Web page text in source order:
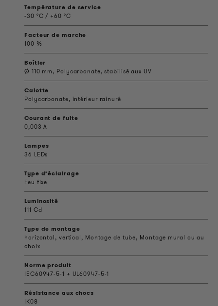
Température de service
-30 °C / +60 °C
Facteur de marche
100 %
Boîtier
Ø 110 mm, Polycarbonate, stabilisé aux UV
Calotte
Polycarbonate, intérieur rainuré
Courant de fuite
0,003 A
Lampes
36 LEDs
Type d’éclairage
Feu fixe
Luminosité
111 Cd
Type de montage
horizontal, vertical, Montage de tube, Montage mural ou au
choix
Norme produit
IEC60947-5-1 + UL60947-5-1
Résistance aux chocs
IK08